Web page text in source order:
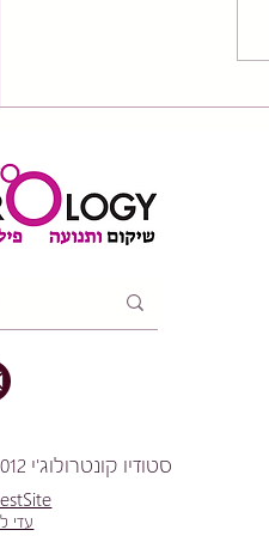
​© Copyright 2012 סטודיו קונטרולוג'י
עדי